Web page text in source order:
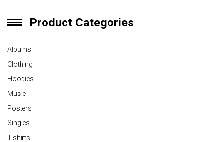
Product Categories
Albums
Clothing
Hoodies
Music
Posters
Singles
T-shirts